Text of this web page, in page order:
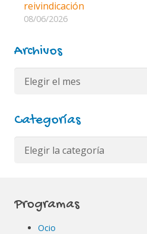
reivindicación
08/06/2026
Archivos
Archivos
Categorías
Categorías
Programas
Ocio